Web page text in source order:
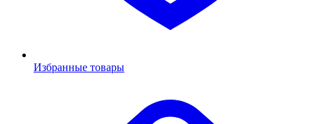
Избранные товары